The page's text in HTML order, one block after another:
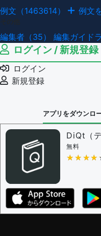
例文（1463614） 例文
編集者（35） 編集ガイド
ログイン / 新規登録
ログイン
新規登録
アプリをダウンロ
DiQt（
無料